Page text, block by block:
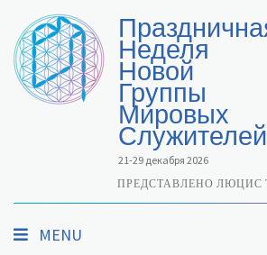
Неделя
Новой
Группы
Мировых
Служителей
21-29 декабря 2026
ПРЕДСТАВЛЕНО ЛЮЦИС
MENU